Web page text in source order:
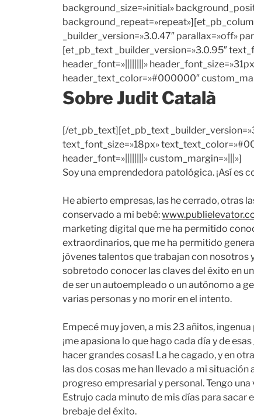
background_size=»initial»
_builder_version=»3.0.47″ parallax=»off»
[et_pb_text _builder_version=»3.0.95″
header_font=»||||||||»
header_text_color=»#000000″
Sobre Judit Català
[/et_pb_text][et_pb_text
text_font_size=»18px»
header_font=»||||||||» custom_margin=»|||»]
Soy una emprendedora patológica. ¡Así es
He abierto empresas, las he cerrado, otras
conservado a mi bebé:
marketing digital que me ha permitido
extraordinarios, que me ha permitido
jóvenes talentos que trabajan con nosotros
sobretodo conocer las claves del éxito en
de ser un autoempleado o un autónomo a
varias personas y no morir en el intento.
Empecé muy joven, a mis 23 añitos,
¡me apasiona lo que hago cada día y de
hacer grandes cosas! La he cagado, y en
las dos cosas me han llevado a mi situación
progreso empresarial y personal. Tengo
Estrujo cada minuto de mis días para sacar
brebaje del éxito.